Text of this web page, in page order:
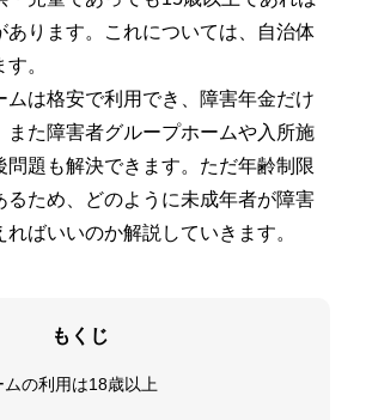
あります。これについては、自治体
。
ムは格安で利用でき、障害年金だけ
また障害者グループホームや入所施
問題も解決できます。ただ年齢制限
るため、どのように未成年者が障害
ばいいのか解説していきます。
もくじ
の利用は18歳以上